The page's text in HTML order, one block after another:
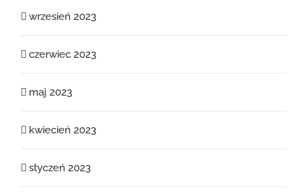
wrzesień 2023
czerwiec 2023
maj 2023
kwiecień 2023
styczeń 2023